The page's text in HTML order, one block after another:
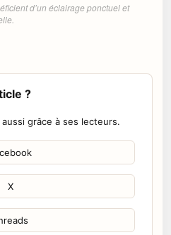
d’un éclairage ponctuel et
?
grâce à ses lecteurs.
X